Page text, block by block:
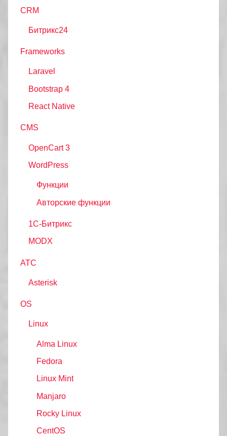
CRM
Битрикс24
Frameworks
Laravel
Bootstrap 4
React Native
CMS
OpenCart 3
WordPress
Функции
Авторские функции
1С-Битрикс
MODX
АТС
Asterisk
OS
Linux
Alma Linux
Fedora
Linux Mint
Manjaro
Rocky Linux
CentOS